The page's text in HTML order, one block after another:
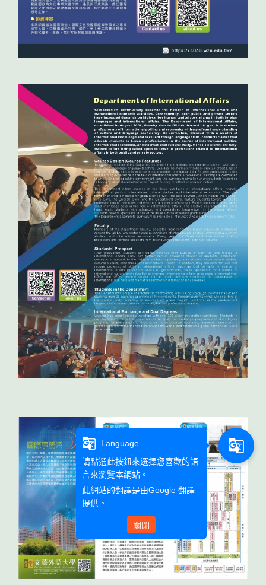
g_translate
Language
請點選此按鈕來選擇您喜歡的語
言來瀏覽本網站。
此網站的翻譯是由Google 翻譯
提供。
關閉
g_translate